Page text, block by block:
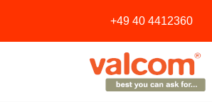
+49 40 4412360